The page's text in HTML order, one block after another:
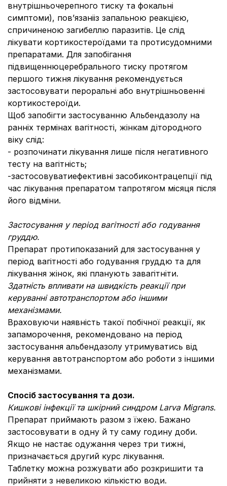
внутрішньочерепного тиску та фокальні
симптоми), пов’язанііз запальною реакцією,
спричиненою загибеллю паразитів. Це слід
лікувати кортикостероїдами та протисудомними
препаратами. Для запобігання
підвищеннюцеребрального тиску протягом
першого тижня лікування рекомендується
застосовувати пероральні або внутрішньовенні
кортикостероїди.
Щоб запобігти застосуванню Альбендазолу на
ранніх термінах вагітності, жінкам дітородного
віку слід:
- розпочинати лікування лише після негативного
тесту на вагітність;
-застосовуватиефективні засобиконтрацепції під
час лікування препаратом тапротягом місяця після
його відміни.
Застосування у період вагітності або годування
груддю.
Препарат протипоказаний для застосування у
період вагітності або годування груддю та для
лікування жінок, які планують завагітніти.
Здатність впливати на швидкість реакції при
керуванні автотранспортом або іншими
механізмами.
Враховуючи наявність такої побічної реакції, як
запаморочення, рекомендовано на період
застосування альбендазолу утримуватись від
керування автотранспортом або роботи з іншими
механізмами.
Спосіб застосування та дози.
Кишкові інфекції та шкірний синдром Larva Migrans.
Препарат приймають разом з їжею. Бажано
застосовувати в одну й ту саму годину доби.
Якщо не настає одужання через три тижні,
призначається другий курс лікування.
Таблетку можна розжувати або розкришити та
прийняти з невеликою кількістю води.